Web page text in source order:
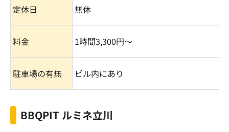
定休日 無休
料金 1時間3,300円〜
駐車場の有無 ビル内にあり
BBQPIT ルミネ立川